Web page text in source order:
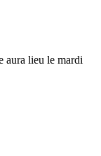
aura lieu le mardi